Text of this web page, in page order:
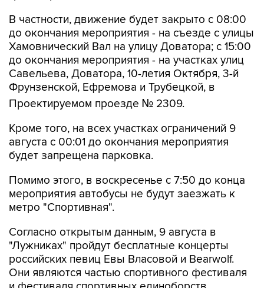
В частности, движение будет закрыто с 08:00
до окончания мероприятия - на съезде с улицы
Хамовнический Вал на улицу Доватора; с 15:00
до окончания мероприятия - на участках улиц
Савельева, Доватора, 10-летия Октября, 3-й
Фрунзенской, Ефремова и Трубецкой, в
Проектируемом проезде № 2309.
Кроме того, на всех участках ограничений 9
августа с 00:01 до окончания мероприятия
будет запрещена парковка.
Помимо этого, в воскресенье с 7:50 до конца
мероприятия автобусы не будут заезжать к
метро "Спортивная".
Согласно открытым данным, 9 августа в
"Лужниках" пройдут бесплатные концерты
российских певиц Евы Власовой и Bearwolf.
Они являются частью спортивного фестиваля